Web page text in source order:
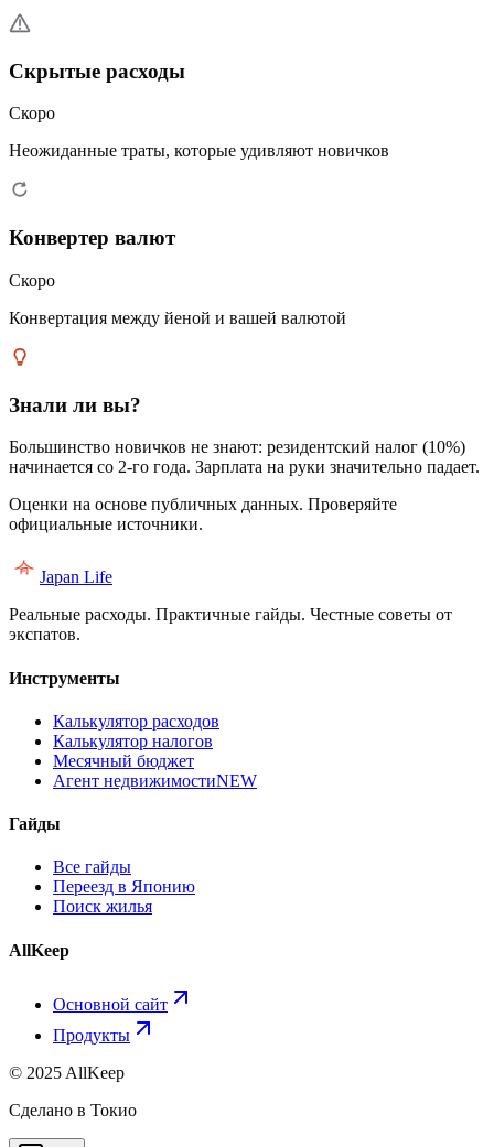
Скрытые расходы
Скоро
Неожиданные траты, которые удивляют новичков
Конвертер валют
Скоро
Конвертация между йеной и вашей валютой
Знали ли вы?
Большинство новичков не знают: резидентский налог (10%)
начинается со 2-го года. Зарплата на руки значительно падает.
Оценки на основе публичных данных. Проверяйте
официальные источники.
Japan Life
Реальные расходы. Практичные гайды. Честные советы от
экспатов.
Инструменты
Калькулятор расходов
Калькулятор налогов
Месячный бюджет
Агент недвижимостиNEW
Гайды
Все гайды
Переезд в Японию
Поиск жилья
AllKeep
Основной сайт
Продукты
© 2025 AllKeep
Сделано в Токио